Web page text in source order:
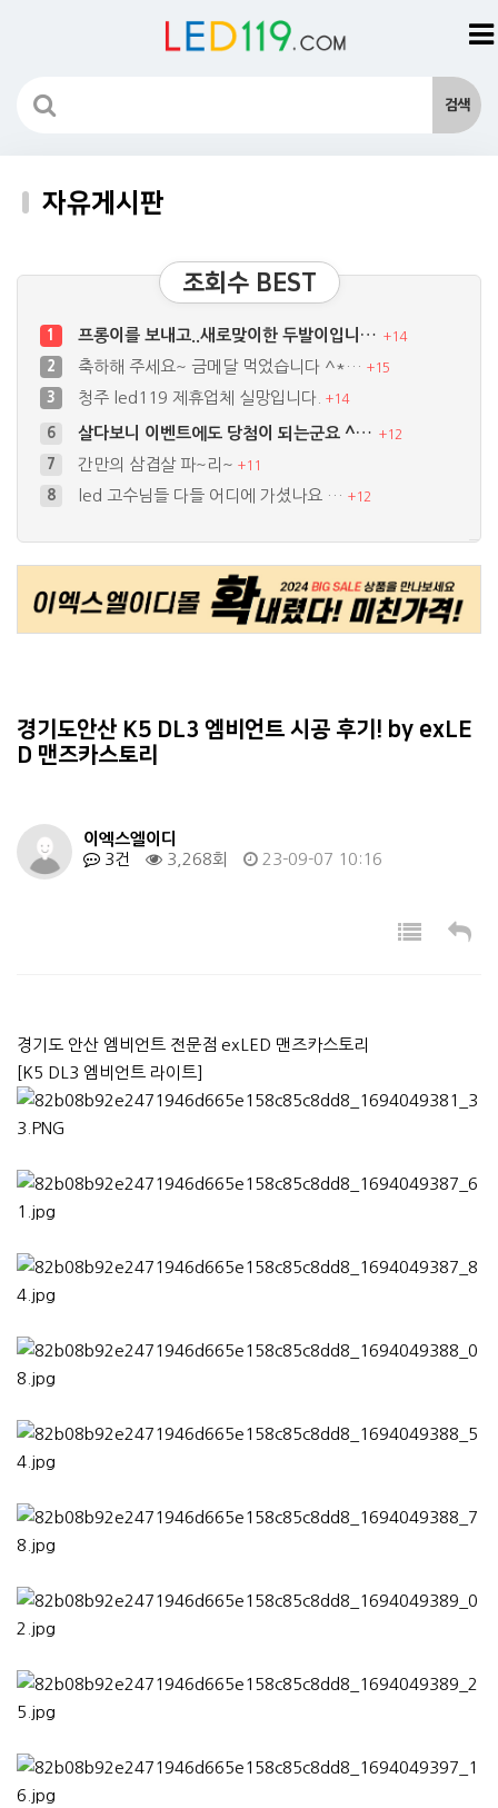
자유게시판
조회수 BEST
6 살다보니 이벤트에도 당첨이 되는군요 ^… +12
7 간만의 삼겹살 파~리~ +11
8 led 고수님들 다들 어디에 가셨나요 … +12
4 지역 모임을 가져 볼까 합니다.+11
5 홈페이지 메인이 너무.... +14
1 프롱이를 보내고..새로맞이한 두발이입니… +14
2 축하해 주세요~ 금메달 먹었습니다 ^*… +15
3 청주 led119 제휴업체 실망입니다. +14
경기도안산 K5 DL3 엠비언트 시공 후기! by exLE
D 맨즈카스토리
이엑스엘이디
3건
3,268회 23-09-07 10:16
경기도 안산 엠비언트 전문점 exLED 맨즈카스토리
[K5 DL3 엠비언트 라이트]